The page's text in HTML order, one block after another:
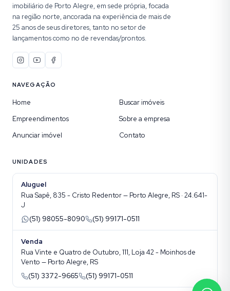
imobiliário de Porto Alegre, em sede própria, focada
na região norte, ancorada na experiência de mais de
25 anos de seus diretores, tanto no setor de
lançamentos como no de revendas/prontos.
NAVEGAÇÃO
Home
Buscar imóveis
Empreendimentos
Sobre a empresa
Anunciar imóvel
Contato
UNIDADES
Aluguel
Rua Sapê, 835 - Cristo Redentor — Porto Alegre, RS · 24.641-
J
(51) 98055-8090
(51) 99171-0511
Venda
Rua Vinte e Quatro de Outubro, 111, Loja 42 - Moinhos de
Vento — Porto Alegre, RS
(51) 3372-9665
(51) 99171-0511